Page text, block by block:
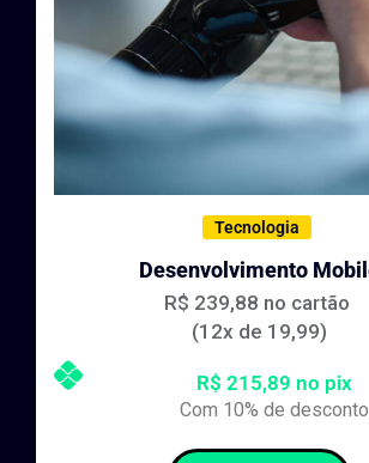
Tecnologia
Desenvolvimento
R$ 239,88 no cartão
(12x de 19,99)
R$ 215,89 no pix
Com 10% de desconto